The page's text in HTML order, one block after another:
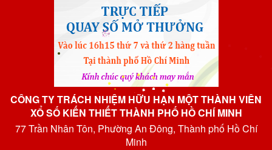
CÔNG TY TRÁCH NHIỆM HỮU HẠN MỘT THÀNH VIÊN
XỔ SỐ KIẾN THIẾT THÀNH PHỐ HỒ CHÍ MINH
77 Trần Nhân Tôn, Phường An Đông, Thành phố Hồ Chí
Minh